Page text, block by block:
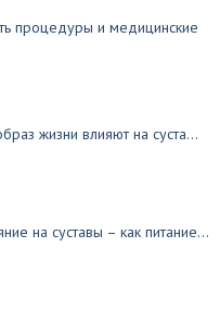
процедуры и медицинские
жизни влияют на суста...
на суставы – как питание...